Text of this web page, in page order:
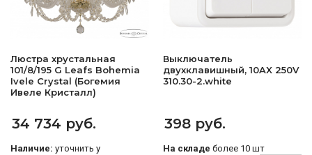
Люстра хрустальная
101/8/195 G Leafs Bohemia
Ivele Crystal (Богемия
Ивеле Кристалл)
34 734 руб.
Наличие: уточнить у
Выключатель
двухклавишный, 10AX 250V
310.30-2.white
398 руб.
На складе более 10 шт